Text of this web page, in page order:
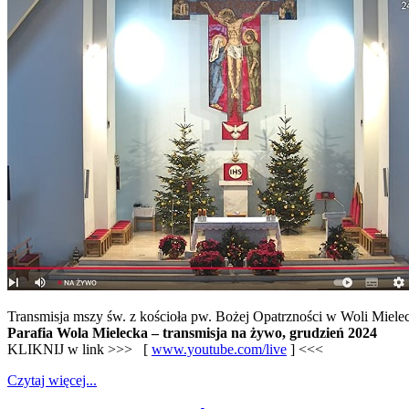
Transmisja mszy św. z kościoła pw. Bożej Opatrzności w Woli
Parafia Wola Mielecka – transmisja na żywo, grudzień 2024
KLIKNIJ w link >>> [ www.youtube.com/live ] <<<
Czytaj więcej...